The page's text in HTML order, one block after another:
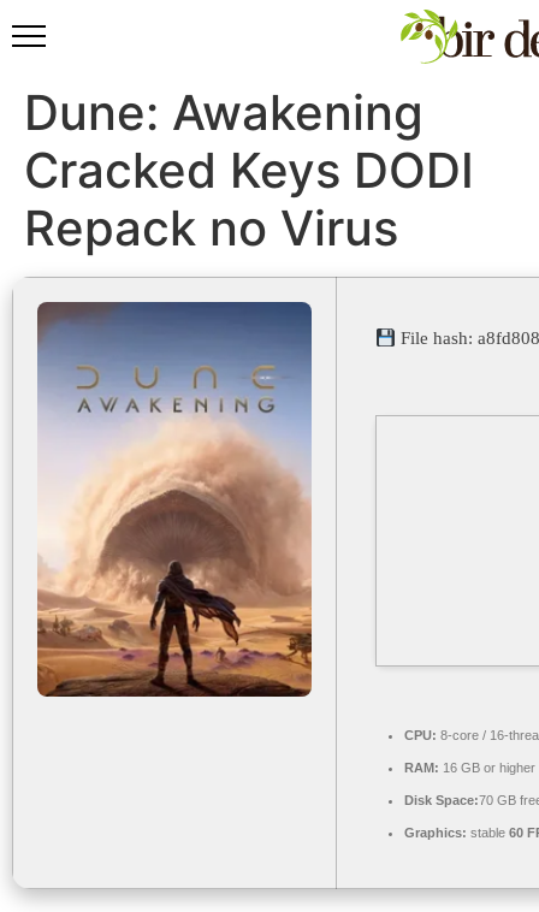
Dune: Awakening
Cracked Keys DODI
Repack no Virus
File hash:
CPU: 8-core / 16-
RAM: 16 GB or
Disk Space:70 GB
Graphics: stable 60